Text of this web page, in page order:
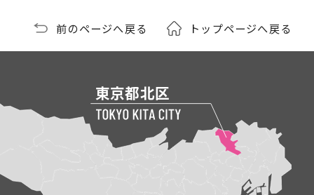
前のページへ戻る トップページへ戻る